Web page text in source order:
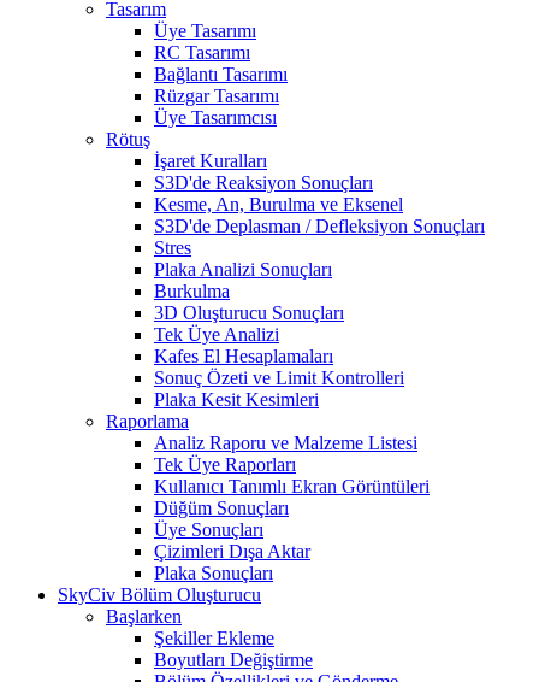
Tasarım
Üye Tasarımı
RC Tasarımı
Bağlantı Tasarımı
Rüzgar Tasarımı
Üye Tasarımcısı
Rötuş
İşaret Kuralları
S3D'de Reaksiyon Sonuçları
Kesme, An, Burulma ve Eksenel
S3D'de Deplasman / Defleksiyon Sonuçları
Stres
Plaka Analizi Sonuçları
Burkulma
3D Oluşturucu Sonuçları
Tek Üye Analizi
Kafes El Hesaplamaları
Sonuç Özeti ve Limit Kontrolleri
Plaka Kesit Kesimleri
Raporlama
Analiz Raporu ve Malzeme Listesi
Tek Üye Raporları
Kullanıcı Tanımlı Ekran Görüntüleri
Düğüm Sonuçları
Üye Sonuçları
Çizimleri Dışa Aktar
Plaka Sonuçları
SkyCiv Bölüm Oluşturucu
Başlarken
Şekiller Ekleme
Boyutları Değiştirme